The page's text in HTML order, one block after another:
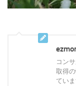
コン
取得
てい